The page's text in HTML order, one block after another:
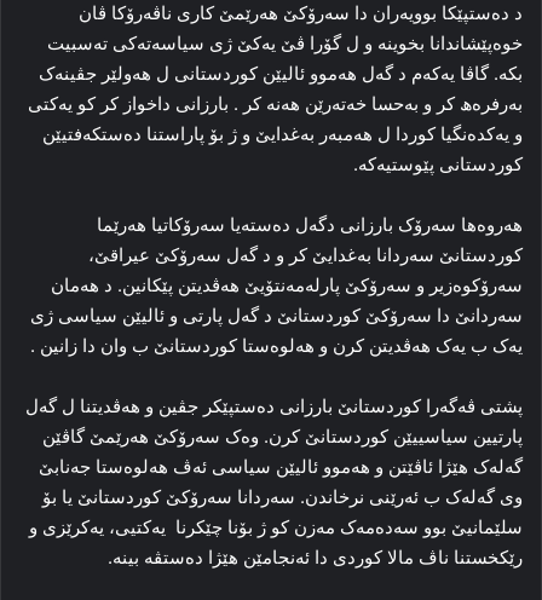
د ده‌ستپێکا بوویه‌ران دا سه‌رۆکێ هه‌رێمێ کاری ناڤه‌رۆکا ڤان
خوه‌پێشاندانا بخوینه‌ و ل گۆرا ڤێ یه‌کێ ژی سیاسه‌ته‌کی ته‌سبیت
بکه‌. گاڤا یه‌که‌م د گه‌ل هه‌موو ئالیێن کوردستانی ل هه‌ولێر جڤینه‌ک
به‌رفره‌ھ کر و به‌حسا خەتەرێن ھەنە کر . بارزانی داخواز کر کو یه‌کتی
و یه‌کده‌نگیا کوردا ل هەمبه‌ر به‌غدایێ و ژ بۆ پاراستنا ده‌ستکه‌فتیێن
کوردستانی پێوستیه‌که‌.
هه‌روه‌ها سه‌رۆک بارزانی دگه‌ل ده‌سته‌یا سه‌رۆکاتیا هه‌رێما
کوردستانێ سه‌ردانا به‌غدایێ کر و د گه‌ل سه‌رۆکێ عیراقێ،
سه‌رۆکوه‌زیر و سه‌رۆکێ پارله‌مه‌نتۆیێ هه‌ڤدیتن پێکانین. د هه‌مان
سه‌ردانێ دا سه‌رۆکێ کوردستانێ د گه‌ل پارتی و ئالیێن سیاسی ژی
یه‌ک ب یه‌ک هه‌ڤدیتن کرن و هه‌لوه‌ستا کوردستانێ ب وان دا زانین .
پشتی ڤه‌گه‌را کوردستانێ بارزانی ده‌ستپێکر جڤین و هه‌ڤدیتنا ل گه‌ل
پارتیین سیاسییێن کوردستانێ کرن. وه‌ک سه‌رۆکێ هه‌رێمێ گاڤێن
گه‌له‌ک هێژا ئاڤێتن و هه‌موو ئالیێن سیاسی ئه‌ڤ هه‌لوه‌ستا جه‌نابێ
وی گه‌له‌ک ب ئه‌رێنی نرخاندن. سه‌ردانا سه‌رۆکێ کوردستانێ یا بۆ
سلێمانیێ بوو سه‌ده‌مه‌ک مه‌زن كو ژ بۆنا چێكرنا یه‌کتیی، یەكرێزی و
رێكخستنا ناڤ مالا كوردی دا ئه‌نجامێن هێژا ده‌ستڤه‌ بینه‌.